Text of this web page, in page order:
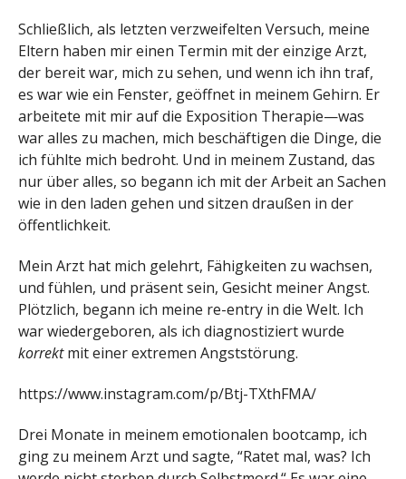
Schließlich, als letzten verzweifelten Versuch, meine
Eltern haben mir einen Termin mit der einzige Arzt,
der bereit war, mich zu sehen, und wenn ich ihn traf,
es war wie ein Fenster, geöffnet in meinem Gehirn. Er
arbeitete mit mir auf die Exposition Therapie—was
war alles zu machen, mich beschäftigen die Dinge, die
ich fühlte mich bedroht. Und in meinem Zustand, das
nur über alles, so begann ich mit der Arbeit an Sachen
wie in den laden gehen und sitzen draußen in der
öffentlichkeit.
Mein Arzt hat mich gelehrt, Fähigkeiten zu wachsen,
und fühlen, und präsent sein, Gesicht meiner Angst.
Plötzlich, begann ich meine re-entry in die Welt. Ich
war wiedergeboren, als ich diagnostiziert wurde
korrektmit einer extremen Angststörung.
https://www.instagram.com/p/Btj-TXthFMA/
Drei Monate in meinem emotionalen bootcamp, ich
ging zu meinem Arzt und sagte, “Ratet mal, was? Ich